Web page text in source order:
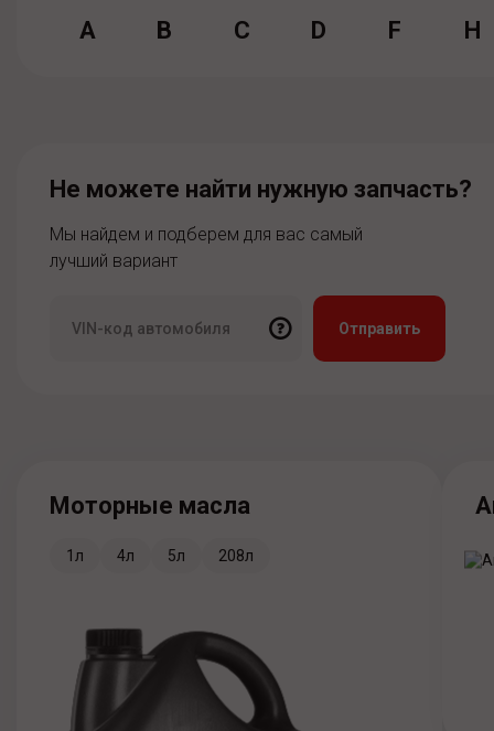
A
B C D F H
Не можете найти нужную запчасть?
Мы найдем и подберем для вас самый
лучший вариант
Моторные масла
1л 4л 5л 208л